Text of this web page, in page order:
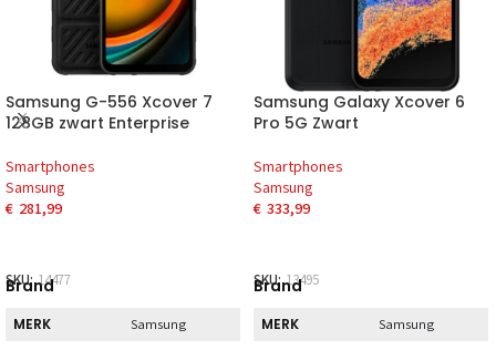
Samsung G-556 Xcover 7
128GB zwart Enterprise
Smartphones
Samsung
€ 281,99
SKU:14477
Brand
MERK Samsung
Samsung Galaxy Xcover 6
Pro 5G Zwart
Smartphones
Samsung
€ 333,99
SKU:13495
Brand
MERK Samsung